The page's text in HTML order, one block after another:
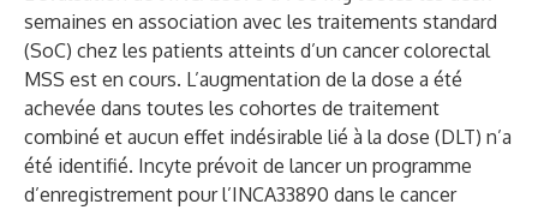
semaines en association avec les traitements standard
(SoC) chez les patients atteints d’un cancer colorectal
MSS est en cours. L’augmentation de la dose a été
achevée dans toutes les cohortes de traitement
combiné et aucun effet indésirable lié à la dose (DLT) n’a
été identifié. Incyte prévoit de lancer un programme
d’enregistrement pour l’INCA33890 dans le cancer